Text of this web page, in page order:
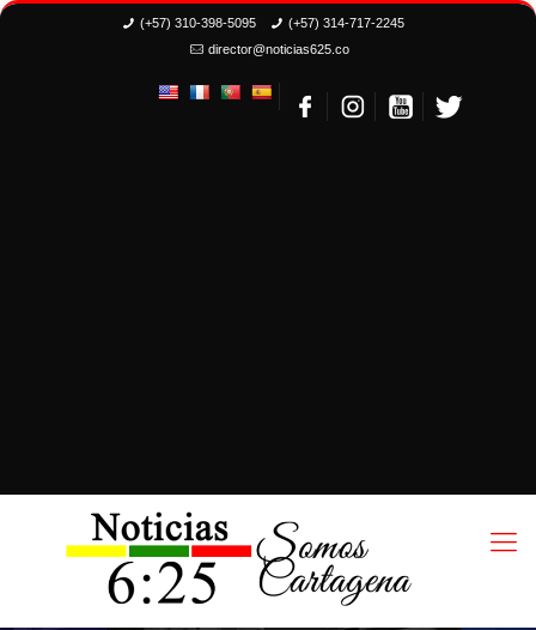
(+57) 310-398-5095
(+57) 314-717-2245
director@noticias625.co